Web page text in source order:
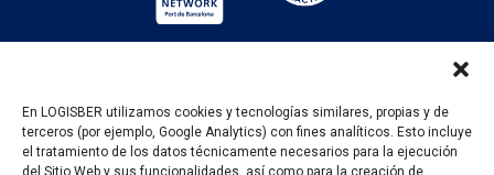
En LOGISBER utilizamos cookies y tecnologías similares, propias y de
terceros (por ejemplo, Google Analytics) con fines analíticos. Esto incluye
el tratamiento de los datos técnicamente necesarios para la ejecución
del Sitio Web y sus funcionalidades, así como para la creación de
PROGRAMA KIT DIGITAL FINANCIADO POR LOS
FONDOS NEXT GENERATION DEL MECANISMO DE